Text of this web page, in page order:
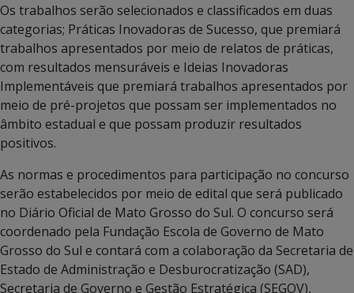
Os trabalhos serão selecionados e classificados em duas
categorias; Práticas Inovadoras de Sucesso, que premiará
trabalhos apresentados por meio de relatos de práticas,
com resultados mensuráveis e Ideias Inovadoras
Implementáveis que premiará trabalhos apresentados por
meio de pré-projetos que possam ser implementados no
âmbito estadual e que possam produzir resultados
positivos.
As normas e procedimentos para participação no concurso
serão estabelecidos por meio de edital que será publicado
no Diário Oficial de Mato Grosso do Sul. O concurso será
coordenado pela Fundação Escola de Governo de Mato
Grosso do Sul e contará com a colaboração da Secretaria de
Estado de Administração e Desburocratização (SAD),
Secretaria de Governo e Gestão Estratégica (SEGOV),